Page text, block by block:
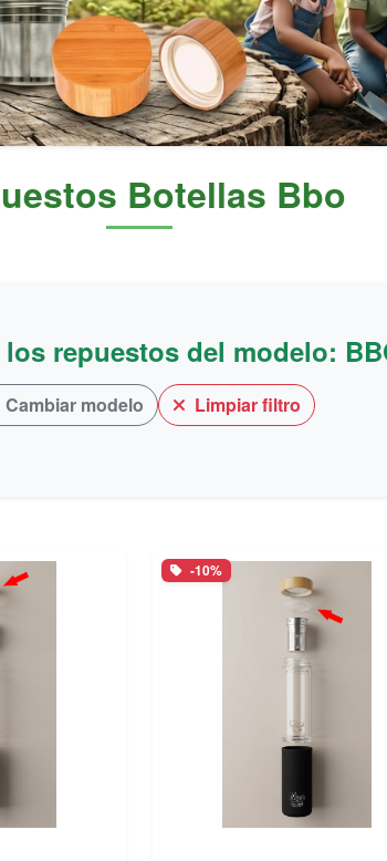
Botellas Bbo
los repuestos del modelo:
Cambiar modelo Limpiar filtro
-10%